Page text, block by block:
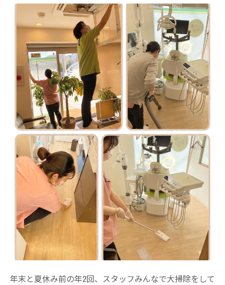
年末と夏休み前の年2回、スタッフみんなで大掃除をして